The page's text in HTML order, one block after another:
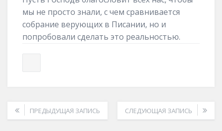
мы не просто знали, с чем сравнивается
собрание верующих в Писании, но и
попробовали сделать это реальностью.
ПРЕДЫДУЩАЯ ЗАПИСЬ СЛЕДУЮЩАЯ ЗАПИСЬ